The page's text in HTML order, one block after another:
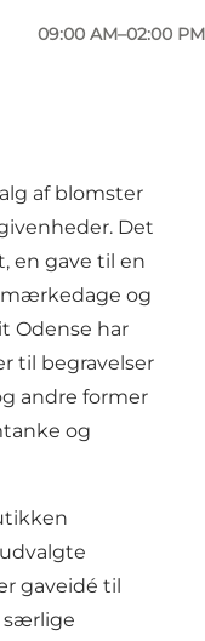
09:00 AM–02:00 PM
med fokus på
trends.
stor
naturlige
af blomster
Det
en gave til en
og
Odense har
til begravelser
andre former
og
gaveidé til
særlige